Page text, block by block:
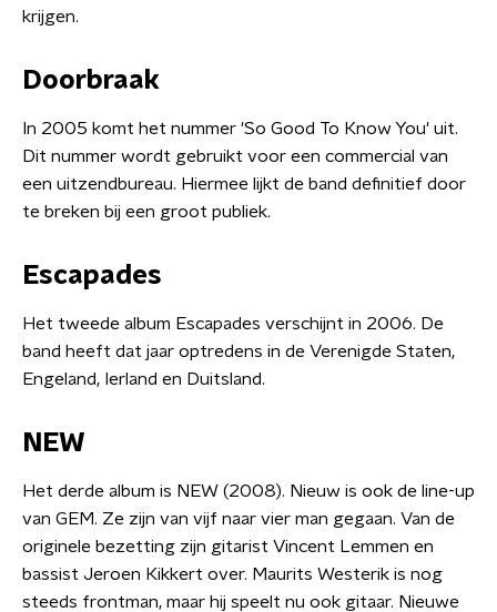
krijgen.
Doorbraak
In 2005 komt het nummer 'So Good To Know You' uit.
Dit nummer wordt gebruikt voor een commercial van
een uitzendbureau. Hiermee lijkt de band definitief door
te breken bij een groot publiek.
Escapades
Het tweede album Escapades verschijnt in 2006. De
band heeft dat jaar optredens in de Verenigde Staten,
Engeland, Ierland en Duitsland.
NEW
Het derde album is NEW (2008). Nieuw is ook de line-up
van GEM. Ze zijn van vijf naar vier man gegaan. Van de
originele bezetting zijn gitarist Vincent Lemmen en
bassist Jeroen Kikkert over. Maurits Westerik is nog
steeds frontman, maar hij speelt nu ook gitaar. Nieuwe